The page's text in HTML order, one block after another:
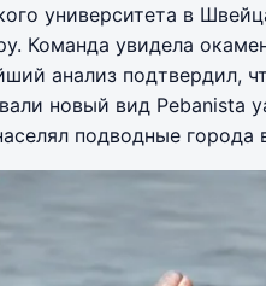
университета в
Команда увидела
анализ подтвердил,
новый вид Pebanista
подводные города